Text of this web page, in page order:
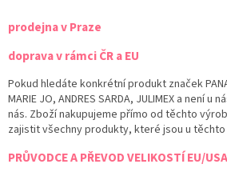
prodejna v Praze
doprava v rámci ČR a EU
Pokud hledáte konkrétní produkt značek
MARIE JO, ANDRES SARDA, JULIMEX a není
nás. Zboží nakupujeme přímo od těchto
zajistit všechny produkty, které jsou u
PRŮVODCE A PŘEVOD VELIKOSTÍ EU/